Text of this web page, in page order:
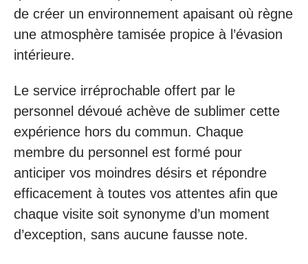
de créer un environnement apaisant où règne
une atmosphère tamisée propice à l’évasion
intérieure.
Le service irréprochable offert par le
personnel dévoué achève de sublimer cette
expérience hors du commun. Chaque
membre du personnel est formé pour
anticiper vos moindres désirs et répondre
efficacement à toutes vos attentes afin que
chaque visite soit synonyme d’un moment
d’exception, sans aucune fausse note.